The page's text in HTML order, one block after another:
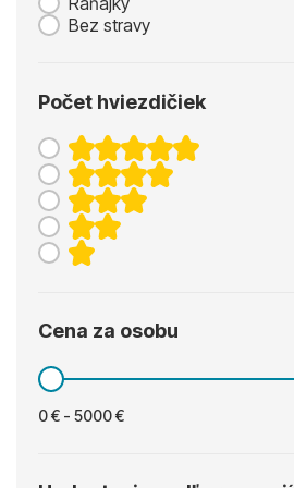
Bez stravy
Počet hviezdičiek
Cena za osobu
0 € - 5000 €